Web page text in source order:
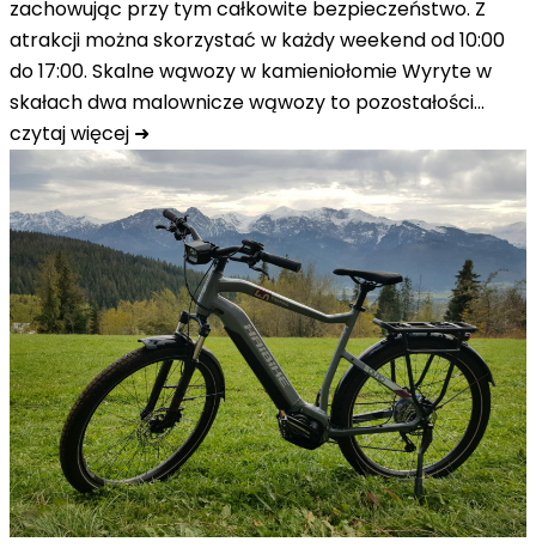
zachowując przy tym całkowite bezpieczeństwo. Z
atrakcji można skorzystać w każdy weekend od 10:00
do 17:00. Skalne wąwozy w kamieniołomie Wyryte w
skałach dwa malownicze wąwozy to pozostałości…
czytaj więcej ➜